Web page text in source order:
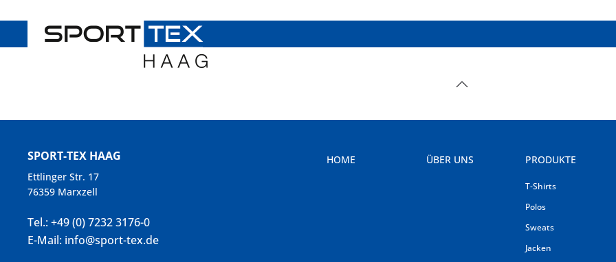
SPORT-TEX HAAG
Ettlinger Str. 17
76359 Marxzell
Tel.: +49 (0) 7232 3176-0
E-Mail: info@sport-tex.de
HOME ÜBER UNS PRODUKTE
T-Shirts
Polos
Sweats
Jacken